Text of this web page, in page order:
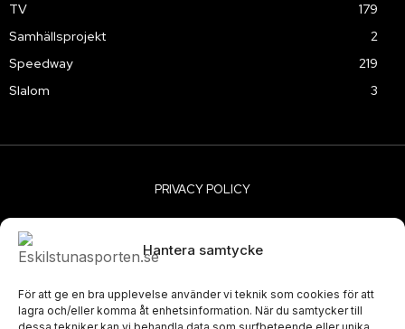
Hantera samtycke
För att ge en bra upplevelse använder vi teknik som cookies för att
lagra och/eller komma åt enhetsinformation. När du samtycker till
TV
179
Samhällsprojekt
2
Speedway
219
Slalom
3
PRIVACY POLICY